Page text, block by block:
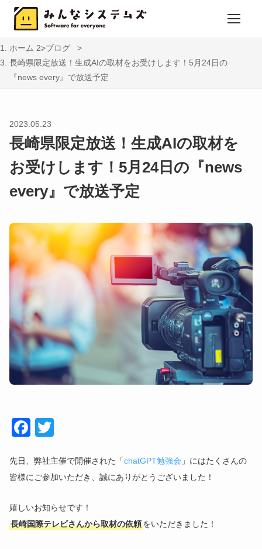
ホーム
ブログ
長崎県限定放送！生成AIの取材をお受けします！5月24日の
『news every』で放送予定
2023.05.23
長崎県限定放送！生成AIの取材を
お受けします！5月24日の『news
every』で放送予定
Face
先日、弊社主催で開催された「chatGPT勉強会 」にはたくさんの
皆様にご参加いただき、誠にありがとうございました！
嬉しいお知らせです！
長崎国際テレビさんから取材の依頼をいただきました！